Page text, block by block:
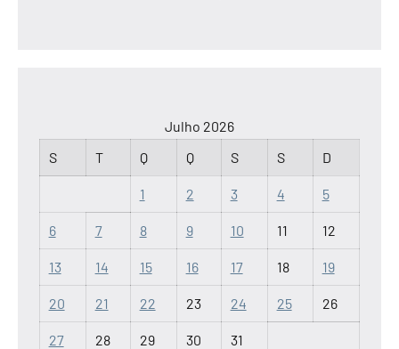
Julho 2026
S
T Q Q S S D
1 2 3 4 5
6 7 8 9 10 11 12
13 14 15 16 17 18 19
20 21 22 23 24 25 26
27 28 29 30 31